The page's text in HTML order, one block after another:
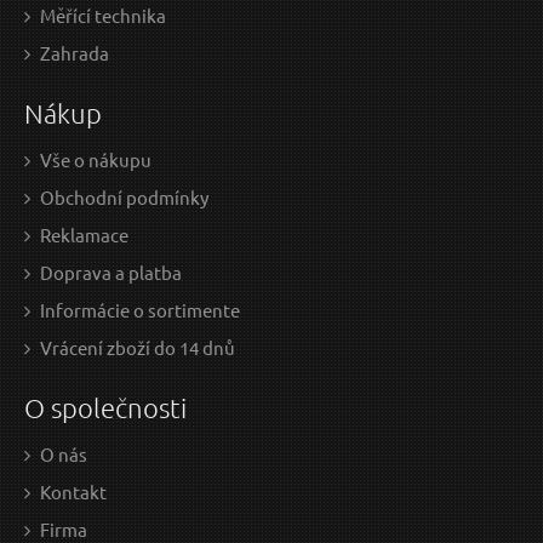
1.63 EUR bez DPH
Skladem
Měřící technika
Zahrada
Nákup
Vše o nákupu
Obchodní podmínky
Reklamace
Doprava a platba
Informácie o sortimente
Vrácení zboží do 14 dnů
O společnosti
O nás
Kontakt
Firma